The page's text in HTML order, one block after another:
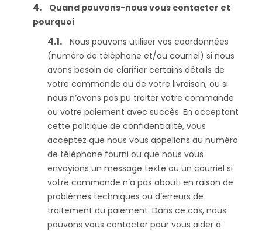
Quand pouvons-nous vous contacter et
pourquoi
Nous pouvons utiliser vos coordonnées
(numéro de téléphone et/ou courriel) si nous
avons besoin de clarifier certains détails de
votre commande ou de votre livraison, ou si
nous n’avons pas pu traiter votre commande
ou votre paiement avec succès. En acceptant
cette politique de confidentialité, vous
acceptez que nous vous appelions au numéro
de téléphone fourni ou que nous vous
envoyions un message texte ou un courriel si
votre commande n’a pas abouti en raison de
problèmes techniques ou d’erreurs de
traitement du paiement. Dans ce cas, nous
pouvons vous contacter pour vous aider à